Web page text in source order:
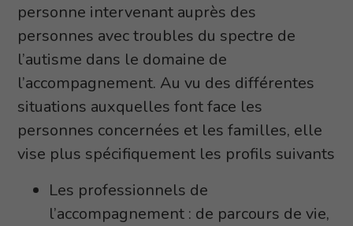
personne intervenant auprès des
personnes avec troubles du spectre de
l’autisme dans le domaine de
l’accompagnement. Au vu des différentes
situations auxquelles font face les
personnes concernées et les familles, elle
vise plus spécifiquement les profils suivants
Les professionnels de
l’accompagnement : de parcours de vie,